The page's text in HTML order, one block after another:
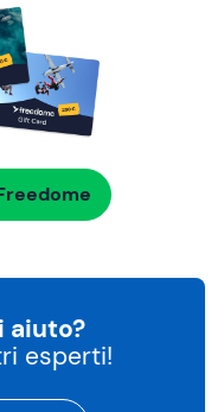
aiuto?
esperti!